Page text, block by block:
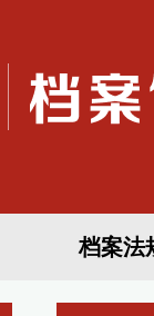
档案法